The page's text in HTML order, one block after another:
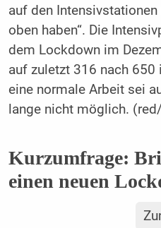
auf den
oben haben“. Die
dem Lockdown im
auf zuletzt 316 nach 650
eine normale Arbeit sei
lange nicht möglich.
Kurzumfrage:
einen neuen